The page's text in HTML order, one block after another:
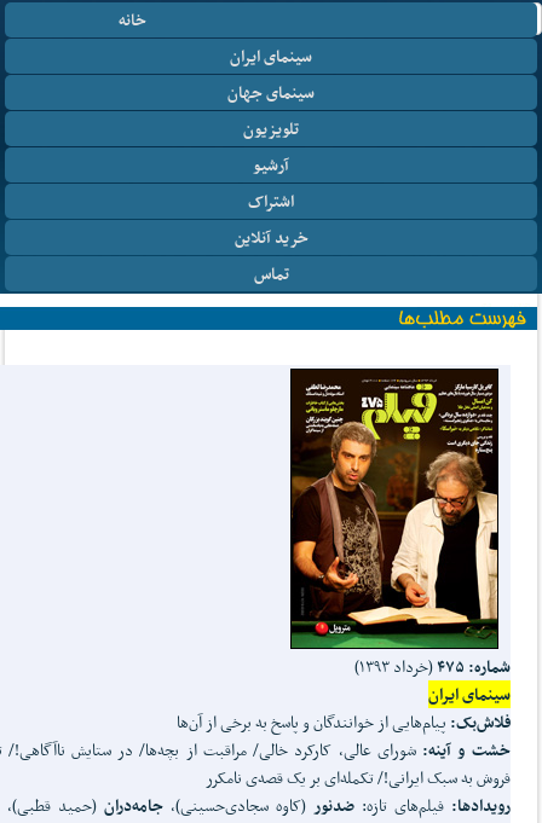
خانه
سینمای ایران
سینمای جهان
تلویزیون
آرشیو
اشتراک
خرید آنلاین
تماس
شماره: ۴۷۵
(خرداد ۱۳۹۳)
سینمای ایران
فلاشبک: پیام‌هایی از خوانندگان و پاسخ به برخی از آن‌ها
خشت و آینه:شورای عالی، کارکرد خالی/ مراقبت از بچه‌ها/ در ستایش ناآگاهی!/
فروش به سبک ایرانی!/ تکمله‌ای بر یک قصه‌ی نامکرر
رویدادها:فیلم‌های تازه: ضدنور(کاوه سجادی‌حسینی)، جامهدران(حمید قطبی)،